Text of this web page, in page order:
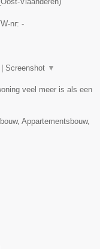
nr: -
Screenshot ▼
veel meer is als een
Appartementsbouw,